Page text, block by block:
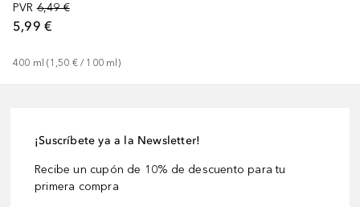
PVR 6,49 €
5,99 €
400 ml (1,50 € / 100 ml )
¡Suscríbete ya a la Newsletter!
Recibe un cupón de 10% de descuento para tu
primera compra